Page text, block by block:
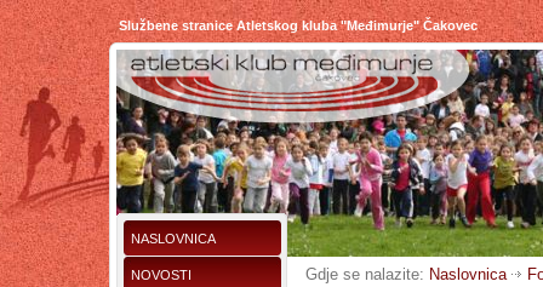
Službene stranice Atletskog kluba "Međimurje" Čakovec
NASLOVNICA
NOVOSTI Gdje se nalazite: Naslovnica